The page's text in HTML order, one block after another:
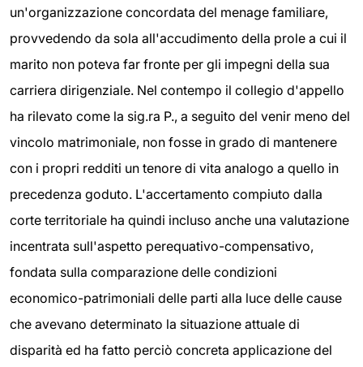
un'organizzazione concordata del menage familiare,
provvedendo da sola all'accudimento della prole a cui il
marito non poteva far fronte per gli impegni della sua
carriera dirigenziale. Nel contempo il collegio d'appello
ha rilevato come la sig.ra P., a seguito del venir meno del
vincolo matrimoniale, non fosse in grado di mantenere
con i propri redditi un tenore di vita analogo a quello in
precedenza goduto. L'accertamento compiuto dalla
corte territoriale ha quindi incluso anche una valutazione
incentrata sull'aspetto perequativo-compensativo,
fondata sulla comparazione delle condizioni
economico-patrimoniali delle parti alla luce delle cause
che avevano determinato la situazione attuale di
disparità ed ha fatto perciò concreta applicazione del